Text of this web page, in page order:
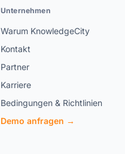
Unternehmen
Warum KnowledgeCity
Kontakt
Partner
Karriere
Bedingungen & Richtlinien
Demo anfragen →